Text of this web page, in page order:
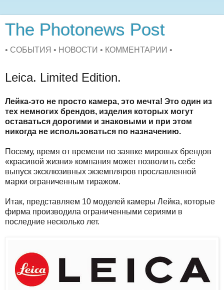
The Photonews Post
• СОБЫТИЯ • НОВОСТИ • КОММЕНТАРИИ •
Leica. Limited Edition.
Лейка-это не просто камера, это мечта! Это один из
тех немногих брендов, изделия которых могут
оставаться дорогими и знаковыми и при этом
никогда не использоваться по назначению.
Посему, время от времени по заявке мировых брендов
«красивой жизни» компания может позволить себе
выпуск эксклюзивных экземпляров прославленной
марки ограниченным тиражом.
Итак, представляем 10 моделей камеры Лейка, которые
фирма производила ограниченными сериями в
последние несколько лет.